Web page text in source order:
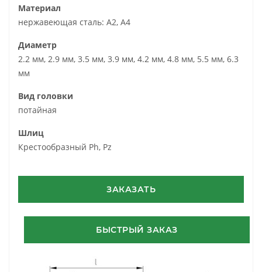
Материал
нержавеющая сталь: А2, А4
Диаметр
2.2 мм, 2.9 мм, 3.5 мм, 3.9 мм, 4.2 мм, 4.8 мм, 5.5 мм, 6.3
мм
Вид головки
потайная
Шлиц
Крестообразный Ph, Pz
ЗАКАЗАТЬ
БЫСТРЫЙ ЗАКАЗ